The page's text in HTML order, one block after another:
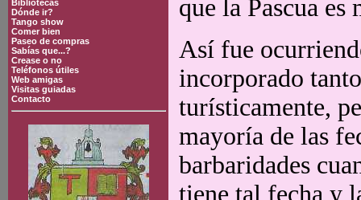
Bibliotecas
Dónde ir?
Tango show
Comer bien
Paseo de compras
Sabías que...?
Crease o no
Teléfonos útiles
Web amigas
Visitas guiadas
Contacto
que la Pascua
Así fue
incorporado
turísticamente,
mayoría de las
barbaridades
tiene tal fecha y